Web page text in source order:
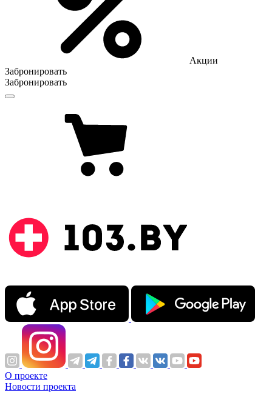
Акции
Забронировать
Забронировать
О проекте
Новости проекта